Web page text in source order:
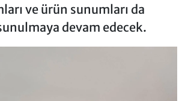
ve ürün sunumları da
devam edecek.